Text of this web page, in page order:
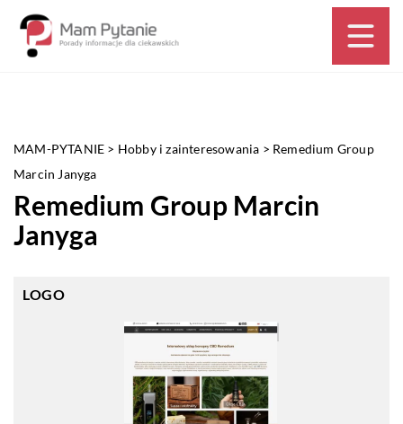
MAM-PYTANIE > Hobby i zainteresowania > Remedium Group
Marcin Janyga
Remedium Group Marcin
Janyga
LOGO